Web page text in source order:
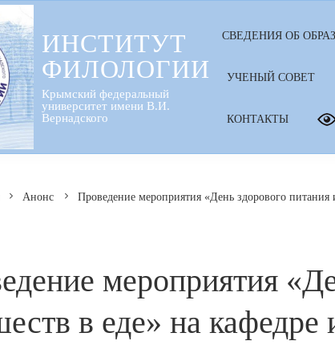
ИНСТИТУТ
ФИЛОЛОГИИ
Крымский федеральный
университет имени В.И.
Вернадского
СВЕДЕНИЯ ОБ
УЧЕНЫЙ СОВЕТ
КОНТАКТЫ
Анонс Проведение мероприятия «День здорового
мероприятия
в еде» на